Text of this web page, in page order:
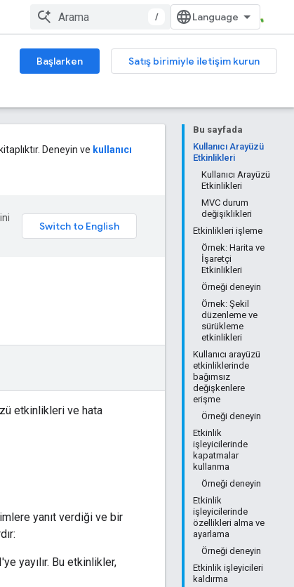
/
Başlarken
Satış birimiyle iletişim kurun
Bu sayfada
Kullanıcı Arayüzü
Etkinlikleri
Kullanıcı Arayüzü
Etkinlikleri
MVC durum
değişiklikleri
Etkinlikleri işleme
Örnek: Harita ve
İşaretçi
Etkinlikleri
Örneği deneyin
Örnek: Şekil
düzenleme ve
sürükleme
etkinlikleri
Kullanıcı arayüzü
etkinliklerinde
bağımsız
değişkenlere
erişme
Örneği deneyin
Etkinlik
işleyicilerinde
kapatmalar
kullanma
Örneği deneyin
Etkinlik
işleyicilerinde
özellikleri alma ve
ayarlama
Örneği deneyin
Etkinlik işleyicileri
kaldırma
Deneyin ve kullanıcı
etkinlikleri ve hata
yanıt verdiği ve bir
yayılır. Bu etkinlikler,